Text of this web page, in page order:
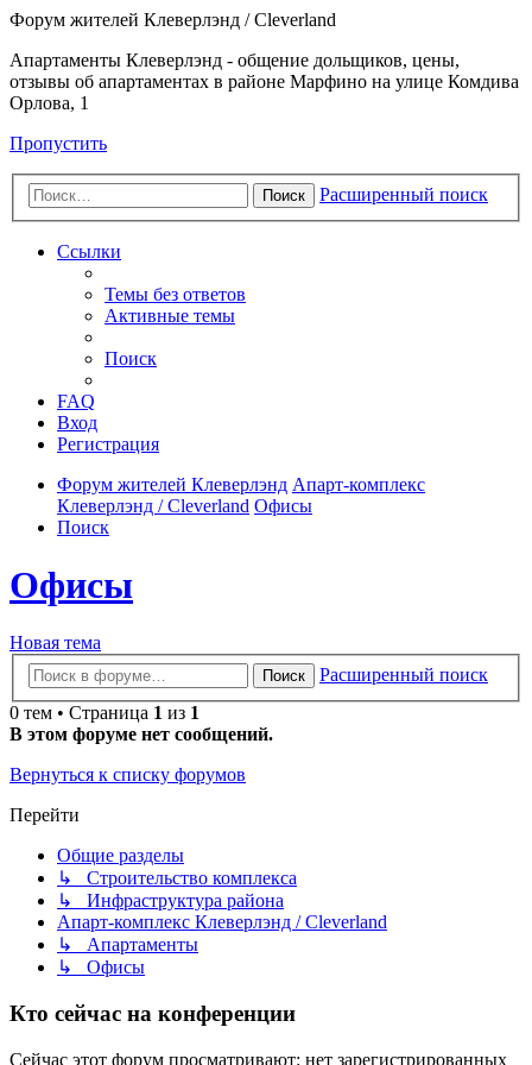
Форум жителей Клеверлэнд / Cleverland
Апартаменты Клеверлэнд - общение дольщиков, цены,
отзывы об апартаментах в районе Марфино на улице Комдива
Орлова, 1
Пропустить
Поиск Расширенный поиск
Ссылки
Темы без ответов
Активные темы
Поиск
FAQ
Вход
Регистрация
Форум жителей Клеверлэнд Апарт-комплекс
Клеверлэнд / Cleverland Офисы
Поиск
Офисы
Новая тема
Поиск
Расширенный поиск
0 тем • Страница 1 из 1
В этом форуме нет сообщений.
Вернуться к списку форумов
Перейти
Общие разделы
↳ Строительство комплекса
↳ Инфраструктура района
Апарт-комплекс Клеверлэнд / Cleverland
↳ Апартаменты
↳ Офисы
Кто сейчас на конференции
Сейчас этот форум просматривают: нет зарегистрированных